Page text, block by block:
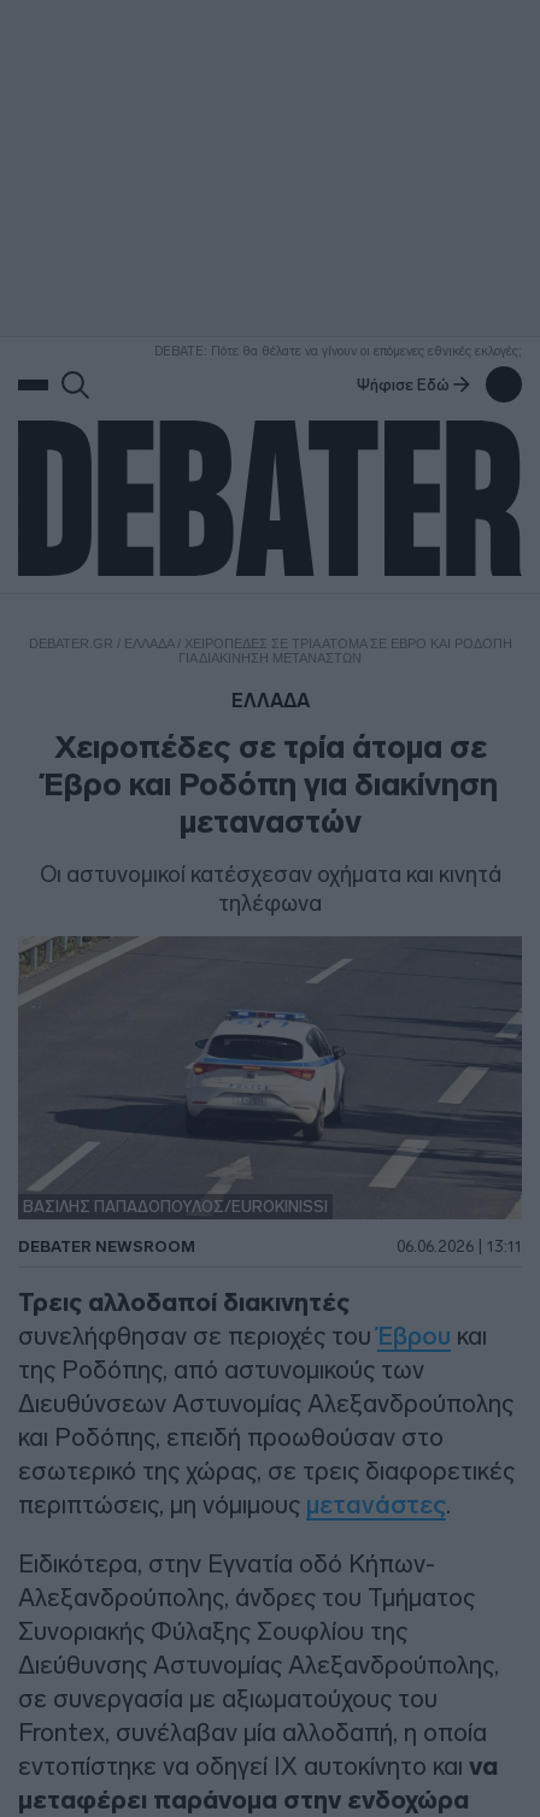
DEBATE: Πότε θα θέλατε να γίνουν οι επόμενες εθνικές εκλογές;
Ψήφισε Εδώ
DEBATER.GR / ΕΛΛΑΔΑ/ ΧΕΙΡΟΠΈΔΕΣ ΣΕ ΤΡΊΑ ΆΤΟΜΑ ΣΕ ΈΒΡΟ ΚΑΙ ΡΟΔΌΠΗ
ΓΙΑ ΔΙΑΚΊΝΗΣΗ ΜΕΤΑΝΑΣΤΏΝ
ΕΛΛΑΔΑ
Χειροπέδες σε τρία άτομα σε
Έβρο και Ροδόπη για διακίνηση
μεταναστών
Οι αστυνομικοί κατέσχεσαν οχήματα και κινητά
τηλέφωνα
ΒΑΣΙΛΗΣ ΠΑΠΑΔΟΠΟΥΛΟΣ/EUROKINISSI
DEBATER NEWSROOM 06.06.2026 | 13:11
Τρεις αλλοδαποί διακινητές
συνελήφθησαν σε περιοχές τουΈβρου και
της Ροδόπης, από αστυνομικούς των
Διευθύνσεων Αστυνομίας Αλεξανδρούπολης
και Ροδόπης, επειδή προωθούσαν στο
εσωτερικό της χώρας, σε τρεις διαφορετικές
περιπτώσεις, μη νόμιμους μετανάστες.
Ειδικότερα, στην Εγνατία οδό Κήπων-
Αλεξανδρούπολης, άνδρες του Τμήματος
Συνοριακής Φύλαξης Σουφλίου της
Διεύθυνσης Αστυνομίας Αλεξανδρούπολης,
σε συνεργασία με αξιωματούχους του
Frontex, συνέλαβαν μία αλλοδαπή, η οποία
εντοπίστηκε να οδηγεί ΙΧ αυτοκίνητο και να
μεταφέρει παράνομα στην ενδοχώρα